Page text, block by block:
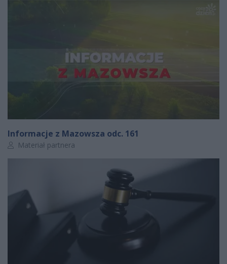
Informacje z Mazowsza odc. 161
Autor artykułu:
Materiał partnera